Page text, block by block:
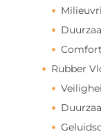
Rubber